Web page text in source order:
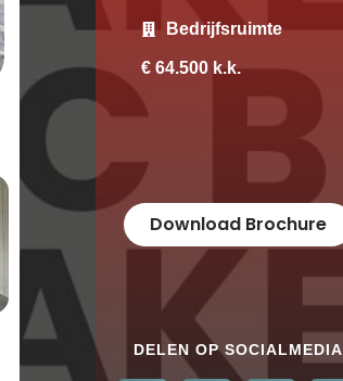
Bedrijfsruimte
€ 64.500 k.k.
Download Brochure
DELEN OP SOCIALMEDIA